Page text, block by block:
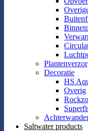
Decoratie
HS
Overig
Saltwater products